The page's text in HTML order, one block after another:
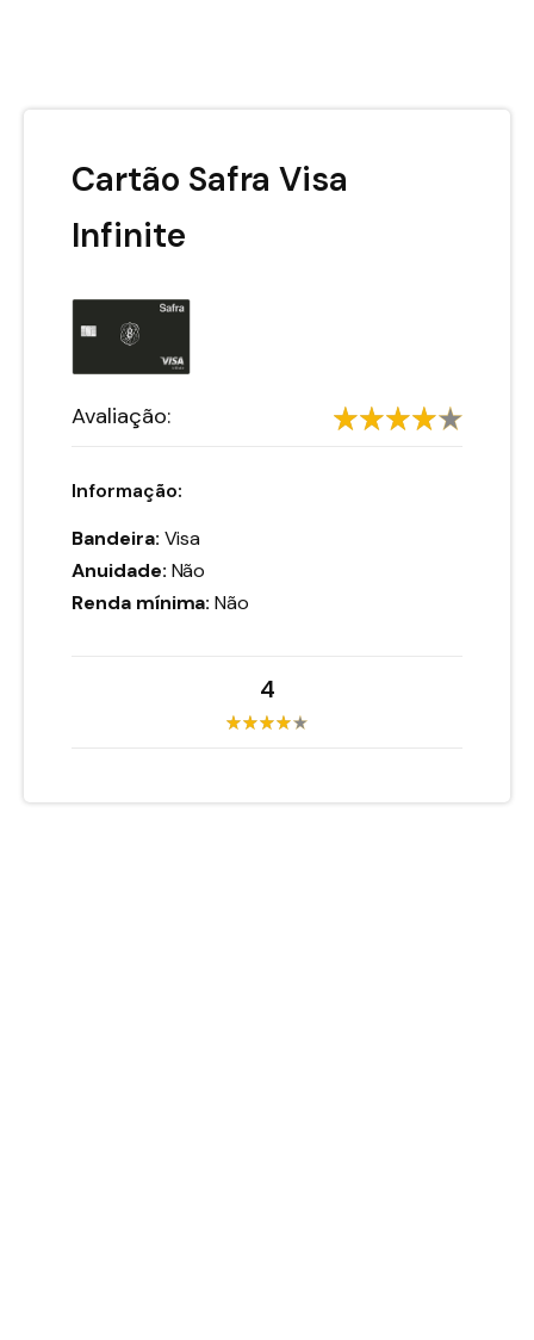
Cartão Safra Visa
Infinite
Avaliação:
Informação:
Bandeira: Visa
Anuidade: Não
Renda mínima: Não
4